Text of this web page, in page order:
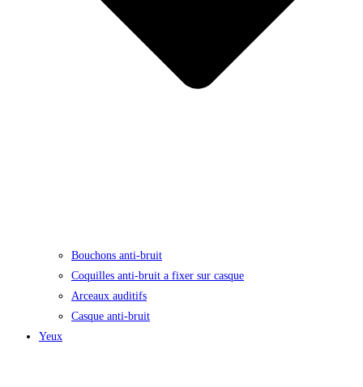
Bouchons anti-bruit
Coquilles anti-bruit a fixer sur casque
Arceaux auditifs
Casque anti-bruit
Yeux